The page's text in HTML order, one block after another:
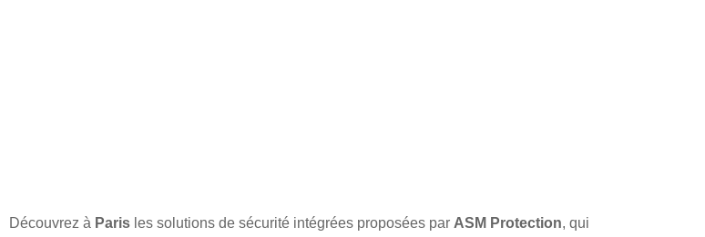
Découvrez à Paris les solutions de sécurité intégrées proposées par ASM Protection, qui